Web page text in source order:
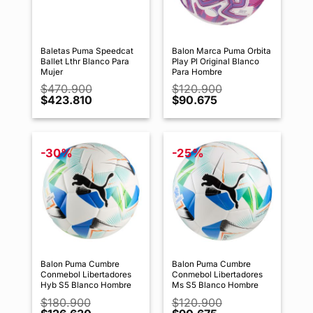
Baletas Puma Speedcat
Ballet Lthr Blanco Para
Mujer
$470.900
El
original
$470.900.
$423.810El
actual
$423.810.
Balon Marca Puma Orbita
Play Pl Original Blanco
Para Hombre
$120.900
El
original
$120.900.
$90.675El
actual
$90.675.
-30%
Balon Puma Cumbre
Conmebol Libertadores
Hyb S5 Blanco Hombre
$180.900
-25%
Balon Puma Cumbre
Conmebol Libertadores
Ms S5 Blanco Hombre
$120.900